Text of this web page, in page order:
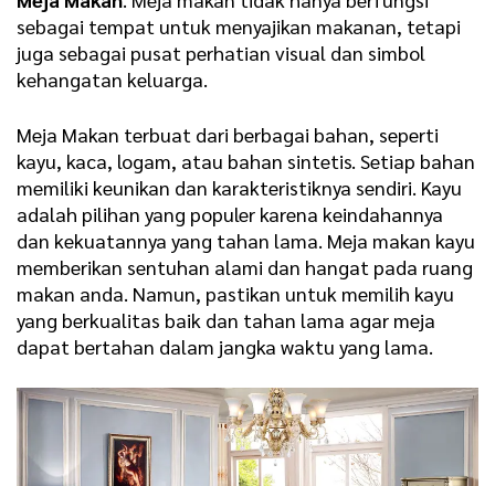
sebagai tempat untuk menyajikan makanan, tetapi
juga sebagai pusat perhatian visual dan simbol
kehangatan keluarga.
Meja Makan terbuat dari berbagai bahan, seperti
kayu, kaca, logam, atau bahan sintetis. Setiap bahan
memiliki keunikan dan karakteristiknya sendiri. Kayu
adalah pilihan yang populer karena keindahannya
dan kekuatannya yang tahan lama. Meja makan kayu
memberikan sentuhan alami dan hangat pada ruang
makan anda. Namun, pastikan untuk memilih kayu
yang berkualitas baik dan tahan lama agar meja
dapat bertahan dalam jangka waktu yang lama.